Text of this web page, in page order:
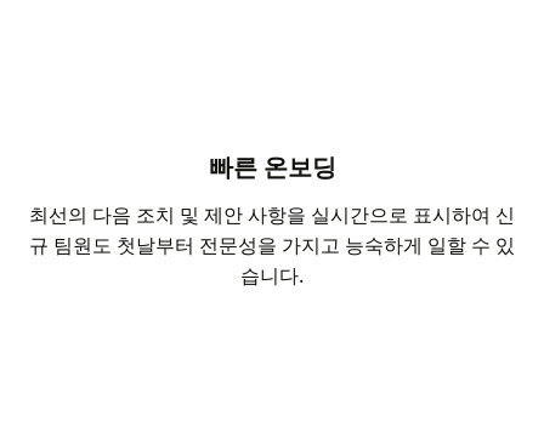
빠른 온보딩
최선의 다음 조치 및 제안 사항을 실시간으로 표시하여 신
규 팀원도 첫날부터 전문성을 가지고 능숙하게 일할 수 있
습니다.